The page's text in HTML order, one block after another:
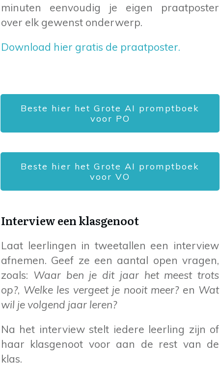
minuten eenvoudig je eigen praatposter
over elk gewenst onderwerp.
Download hier gratis de praatposter.
Beste hier het Grote AI promptboek
voor PO
Beste hier het Grote AI promptboek
voor VO
Interview een klasgenoot
Laat leerlingen in tweetallen een interview
afnemen. Geef ze een aantal open vragen,
zoals: Waar ben je dit jaar het meest trots
op?, Welke les vergeet je nooit meer?en Wat
wil je volgend jaar leren?
Na het interview stelt iedere leerling zijn of
haar klasgenoot voor aan de rest van de
klas.